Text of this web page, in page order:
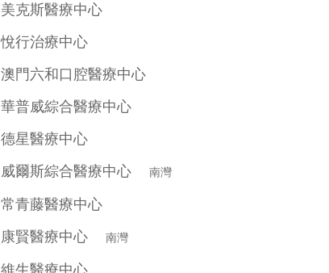
美克斯醫療中心
悅行治療中心
澳門六和口腔醫療中心
華普威綜合醫療中心
德星醫療中心
威爾斯綜合醫療中心
南灣
常青藤醫療中心
康賢醫療中心
南灣
維生醫療中心